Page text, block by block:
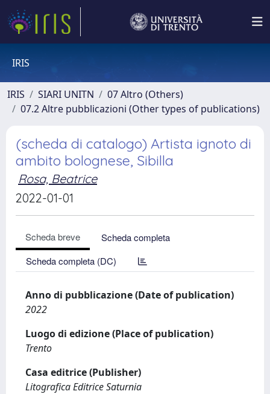
IRIS
IRIS SIARI UNITN
07 Altro (Others)
07.2 Altre pubblicazioni (Other types of publications)
(scheda di catalogo) Artista ignoto di
ambito bolognese, Sibilla
Rosa, Beatrice
2022-01-01
Scheda breve
Scheda completa
Scheda completa (DC)
Anno di pubblicazione (Date of publication)
2022
Luogo di edizione (Place of publication)
Trento
Casa editrice (Publisher)
Litografica Editrice Saturnia